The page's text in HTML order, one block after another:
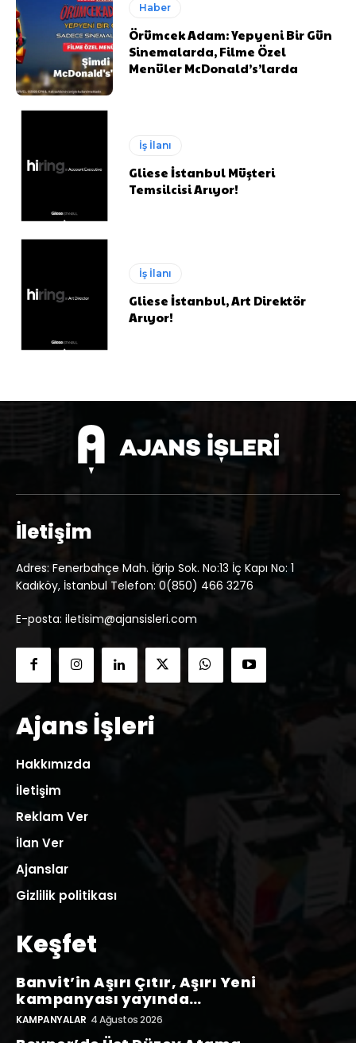
Haber
Örümcek Adam: Yepyeni Bir Gün
Sinemalarda, Filme Özel
Menüler McDonald’s’larda
İş İlanı
Gliese İstanbul Müşteri
Temsilcisi Arıyor!
İş İlanı
Gliese İstanbul, Art Direktör
Arıyor!
İletişim
Adres: Fenerbahçe Mah. İğrip Sok. No:13 İç Kapı No: 1
Kadıköy, İstanbul Telefon: 0(850) 466 3276
E-posta: iletisim@ajansisleri.com
Ajans İşleri
Hakkımızda
İletişim
Reklam Ver
İlan Ver
Ajanslar
Gizlilik politikası
Keşfet
Banvit’in Aşırı Çıtır, Aşırı Yeni
kampanyası yayında…
KAMPANYALAR 4 Ağustos 2026